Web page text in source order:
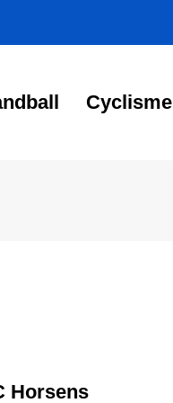
Cyclisme
Horsens